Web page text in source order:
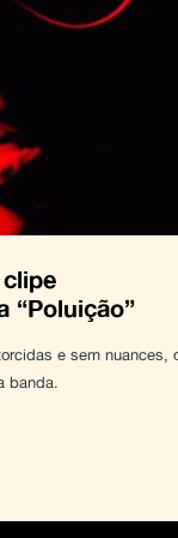
“Poluição”
e sem nuances,
banda.